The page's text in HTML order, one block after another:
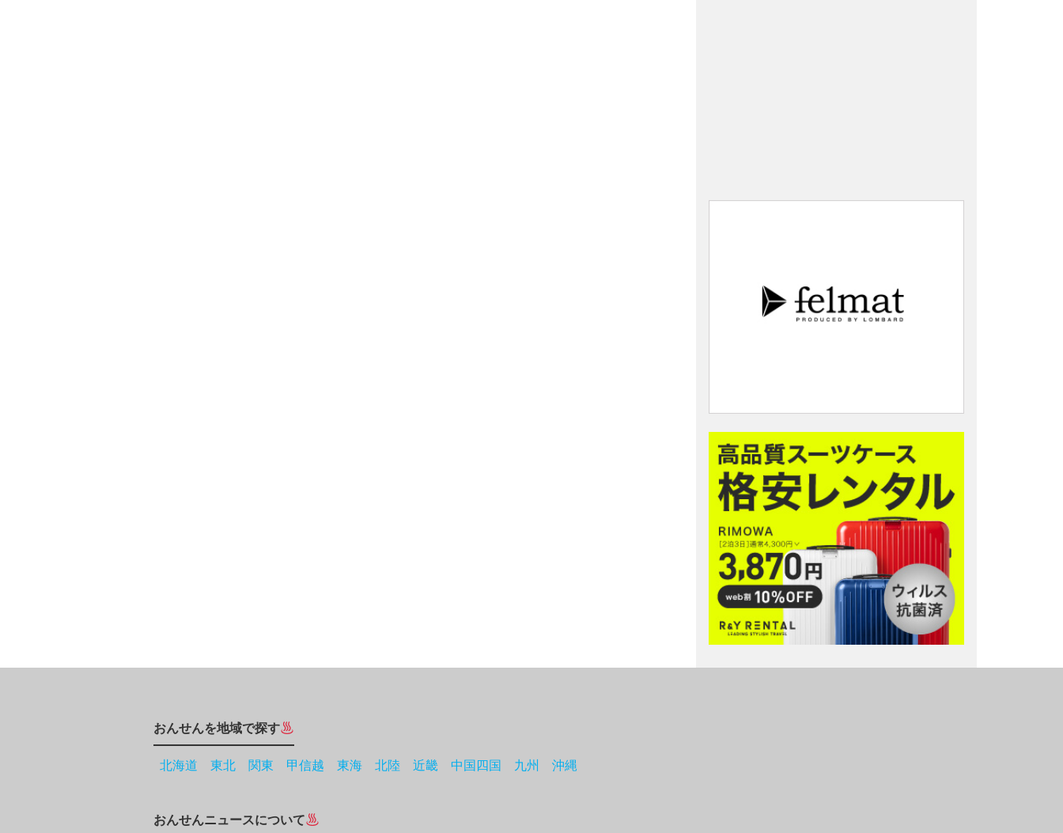
おんせんを地域で探す
北海道 東北 関東 甲信越 東海 北陸 近畿 中国四国 九州 沖縄
おんせんニュースについて